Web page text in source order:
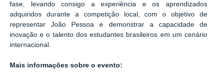
fase, levando consigo a experiência e os aprendizados
adquiridos durante a competição local, com o objetivo de
representar João Pessoa e demonstrar a capacidade de
inovação e o talento dos estudantes brasileiros em um cenário
internacional.
Mais informações sobre o evento: